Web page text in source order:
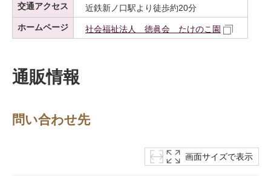
交通アクセス
近鉄新ノ口駅より徒歩約20分
ホームページ
社会福祉法人 徳眞会 たけのこ園
通販情報
問い合わせ先
画面サイズで表示